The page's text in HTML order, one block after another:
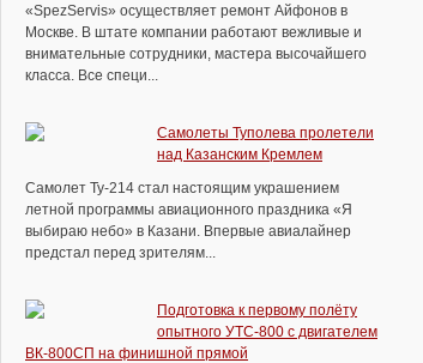
«SpezServis» осуществляет ремонт Айфонов в
Москве. В штате компании работают вежливые и
внимательные сотрудники, мастера высочайшего
класса. Все специ...
Самолеты Туполева пролетели
над Казанским Кремлем
Самолет Ту-214 стал настоящим украшением
летной программы авиационного праздника «Я
выбираю небо» в Казани. Впервые авиалайнер
предстал перед зрителям...
Подготовка к первому полёту
опытного УТС-800 с двигателем
ВК-800СП на финишной прямой